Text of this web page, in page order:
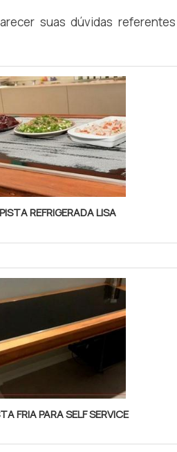
suas dúvidas
PISTA REFRIGERADA LISA
FRIA PARA SELF SERVICE